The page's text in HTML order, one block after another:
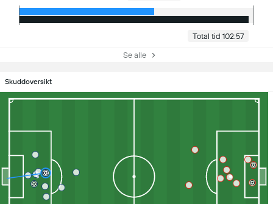
Total tid 102:57
Se alle
Skuddoversikt